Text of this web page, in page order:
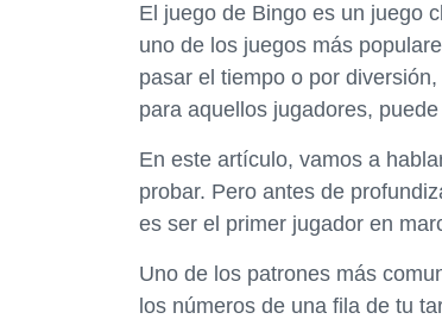
El juego de Bingo es un juego
uno de los juegos más
pasar el tiempo o por
para aquellos jugadores,
En este artículo, vamos a
probar. Pero antes de
es ser el primer jugador en
Uno de los patrones más
los números de una fila de tu